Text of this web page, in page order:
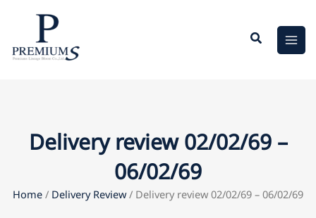
Delivery review 02/02/69 –
06/02/69
Home/ Delivery Review/ Delivery review 02/02/69 – 06/02/69